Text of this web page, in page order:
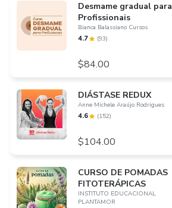
Desmame gradual para
Profissionais
Bianca Balassiano Cursos
4.7 (93)
$84.00
DIÁSTASE REDUX
Anne Michele Araújo Rodrigues
4.6 (152)
$104.00
CURSO DE POMADAS
FITOTERÁPICAS
INSTITUTO EDUCACIONAL
PLANTAMOR